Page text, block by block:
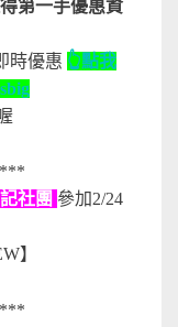
第一手優惠資
時優惠 👆點我
社團 參加2/24
】